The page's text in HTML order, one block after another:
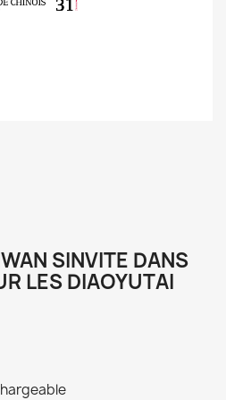
SINVITE DANS
LES DIAOYUTAI